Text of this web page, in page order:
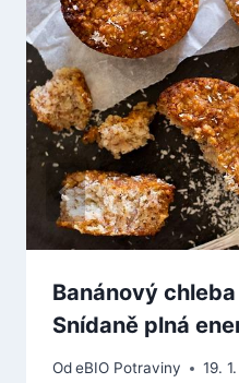
Banánový
Snídaně plná
OdeBIO Potraviny 19.